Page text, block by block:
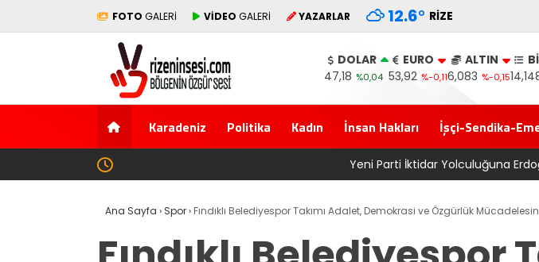
FOTO GALERİ VİDEO GALERİ YAZARLAR 12.6° RIZE
DOLAR
47,18 %0,04
EURO
53,92 %-0,11
ALTIN
6,083 %-0,15
Karadeniz Politika Kadın İnsan Hakları İşçi-Sendika-
Yeni Parti İktidar Yolculuğuna Erdoğan’ın Memleketi Rize’den Başladı
Ana Sayfa › Spor› Fındıklı Belediyespor Takımı Adalet, Demokrasi ve Özgürlük